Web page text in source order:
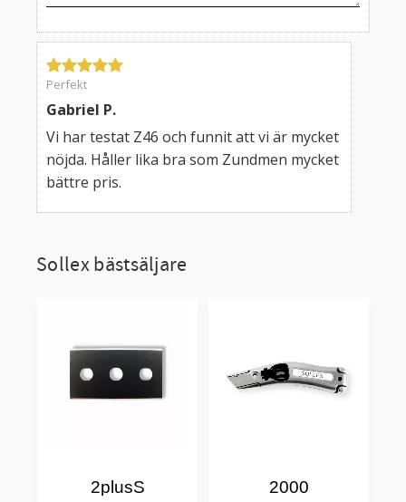
Perfekt
Gabriel P.
Vi har testat Z46 och funnit att vi är mycket
nöjda. Håller lika bra som Zundmen mycket
bättre pris.
Sollex bästsäljare
2plusS 2000